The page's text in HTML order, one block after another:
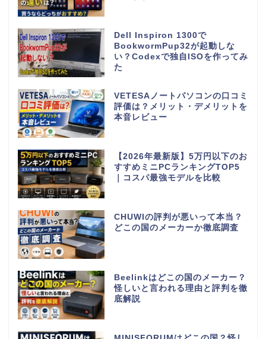
Dell Inspiron 1300で
BookwormPup32が起動しな
い？Codexで独自ISOを作ってみ
た
VETESAノートパソコンの口コミ
評価は？メリット・デメリットを
本音レビュー
【2026年最新版】5万円以下のお
すすめミニPCランキングTOP5
｜コスパ最強モデルを比較
CHUWIの評判が悪いって本当？
どこの国のメーカーか徹底調査
Beelinkはどこの国のメーカー？
怪しいと言われる理由と評判を徹
底解説